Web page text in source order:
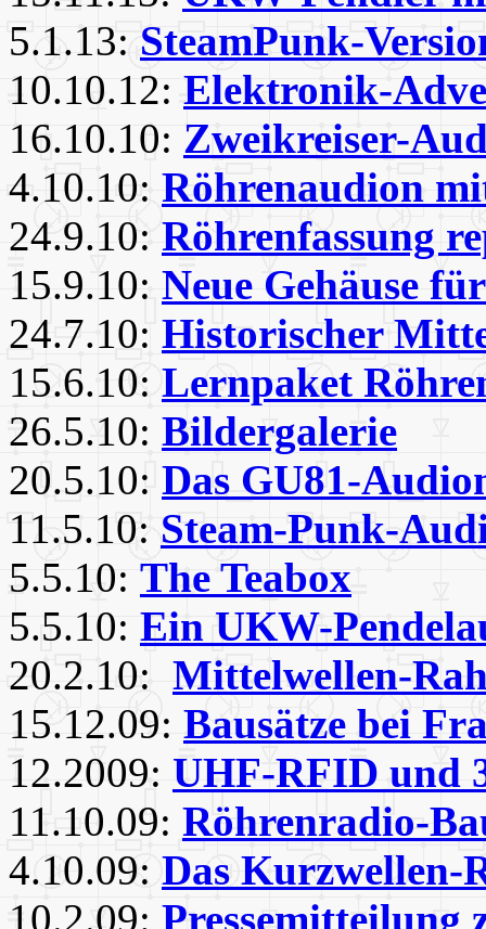
5.1.13: SteamPunk-
10.10.12: Elektronik-
16.10.10: Zweikreiser-
4.10.10: Röhrenaudion
24.9.10: Röhrenfassung
15.9.10: Neue Gehäuse
24.7.10: Historischer
15.6.10: Lernpaket
26.5.10: Bildergalerie
20.5.10: Das GU81-
11.5.10: Steam-Punk-
5.5.10: The Teabox
5.5.10: Ein UKW-
20.2.10: Mittelwellen-
15.12.09: Bausätze bei
12.2009: UHF-RFID und
11.10.09: Röhrenradio-
4.10.09: Das Kurzwellen-
10.2.09: Pressemitteilung